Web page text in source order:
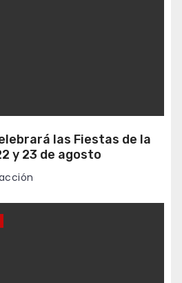
las Fiestas de la
y 23 de agosto